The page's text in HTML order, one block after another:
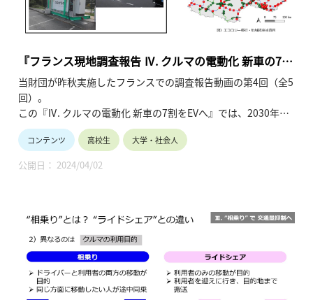
『フランス現地調査報告 Ⅳ. クルマの電動化 新車の7割
をEVへ』
当財団が昨秋実施したフランスでの調査報告動画の第4回（全5
回）。
この『Ⅳ. クルマの電動化 新車の7割をEVへ』では、2030年に
新車販売に占める電気自動車の割合を「66％」まで引き上げる
ことを目標とする背景、その達成に向けた施策に焦点を当てて
います。（令和6年3月公開、12分10秒）
コンテンツ 高校生 大学・社会人
公開日： 2024/04/02